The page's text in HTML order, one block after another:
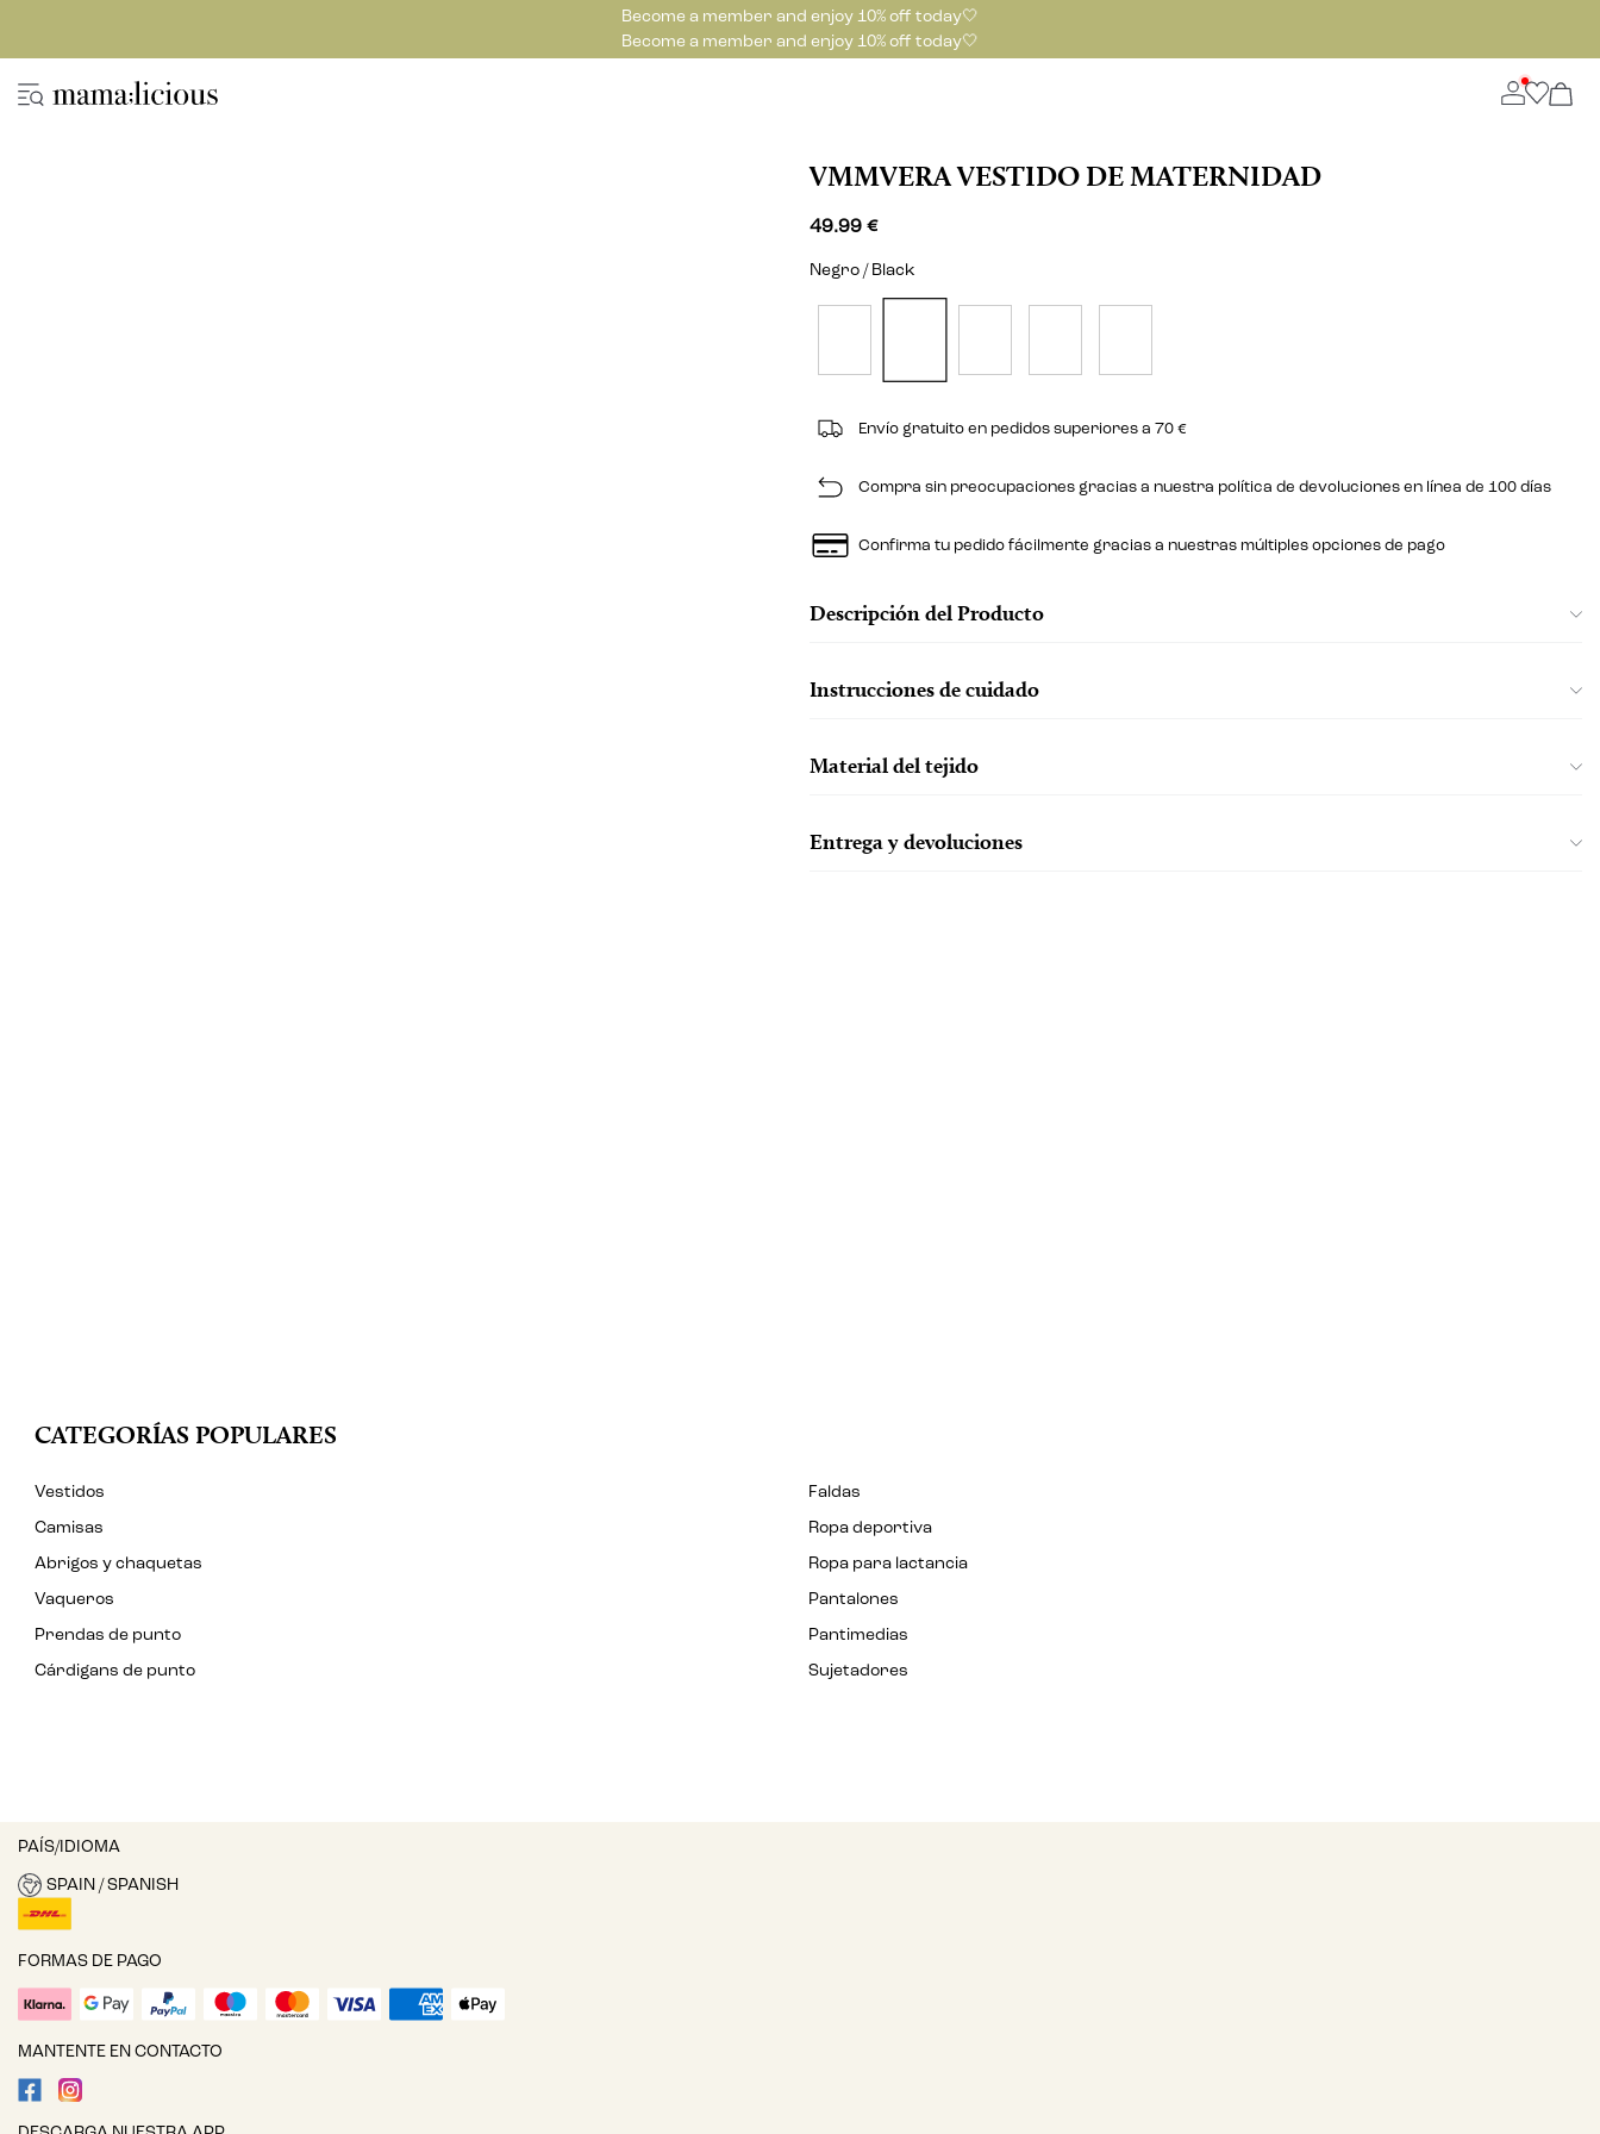
Become a member and enjoy 10% off today🤍
Become a member and enjoy 10% off today🤍
VMMVERA VESTIDO DE MATERNIDAD
49.99 €
Negro / Black
Envío gratuito en pedidos superiores a 70 €
Compra sin preocupaciones gracias a nuestra política de devoluciones en línea de 100 días
Confirma tu pedido fácilmente gracias a nuestras múltiples opciones de pago
Descripción del Producto
Instrucciones de cuidado
Material del tejido
Entrega y devoluciones
CATEGORÍAS POPULARES
Vestidos
Faldas
Camisas
Ropa deportiva
Abrigos y chaquetas
Ropa para lactancia
Vaqueros
Pantalones
Prendas de punto
Pantimedias
Cárdigans de punto
Sujetadores
PAÍS/IDIOMA
SPAIN / SPANISH
FORMAS DE PAGO
MANTENTE EN CONTACTO